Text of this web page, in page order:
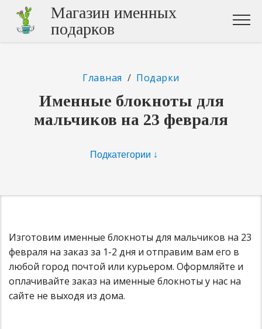
Магазин именных
подарков
Главная / Подарки
Именные блокноты для
мальчиков на 23 февраля
Изготовим именные блокноты для мальчиков на 23
февраля на заказ за 1-2 дня и отправим вам его в
любой город почтой или курьером. Оформляйте и
оплачивайте заказ на именные блокноты у нас на
сайте не выходя из дома.